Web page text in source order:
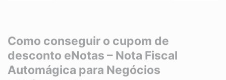
Como conseguir o cupom de
desconto eNotas – Nota Fiscal
Automágica para Negócios